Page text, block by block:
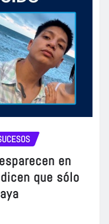
en
que sólo